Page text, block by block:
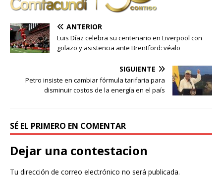
ANTERIOR
Luis Díaz celebra su centenario en Liverpool con
golazo y asistencia ante Brentford: véalo
SIGUIENTE
Petro insiste en cambiar fórmula tarifaria para
disminuir costos de la energía en el país
SÉ EL PRIMERO EN COMENTAR
Dejar una contestacion
Tu dirección de correo electrónico no será publicada.